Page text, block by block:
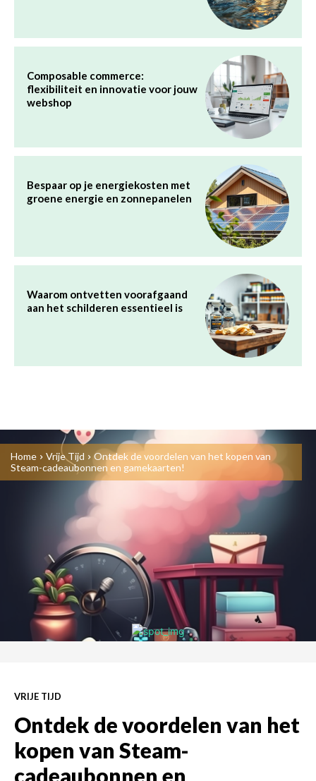
Composable commerce:
flexibiliteit en innovatie voor jouw
webshop
Bespaar op je energiekosten met
groene energie en zonnepanelen
Waarom ontvetten voorafgaand
aan het schilderen essentieel is